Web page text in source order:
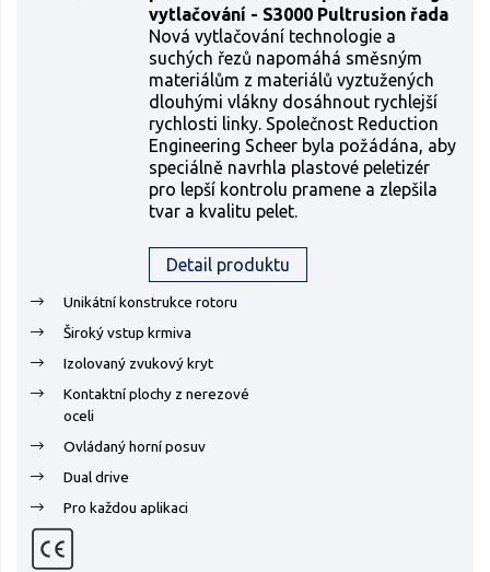
vytlačování - S3000 Pultrusion řada
Nová vytlačování technologie a
suchých řezů napomáhá směsným
materiálům z materiálů vyztužených
dlouhými vlákny dosáhnout rychlejší
rychlosti linky. Společnost Reduction
Engineering Scheer byla požádána, aby
speciálně navrhla plastové peletizér
pro lepší kontrolu pramene a zlepšila
tvar a kvalitu pelet.
Detail produktu
Unikátní konstrukce rotoru
Široký vstup krmiva
Izolovaný zvukový kryt
Kontaktní plochy z nerezové
oceli
Ovládaný horní posuv
Dual drive
Pro každou aplikaci